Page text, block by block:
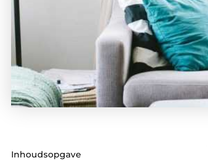
Inhoudsopgave